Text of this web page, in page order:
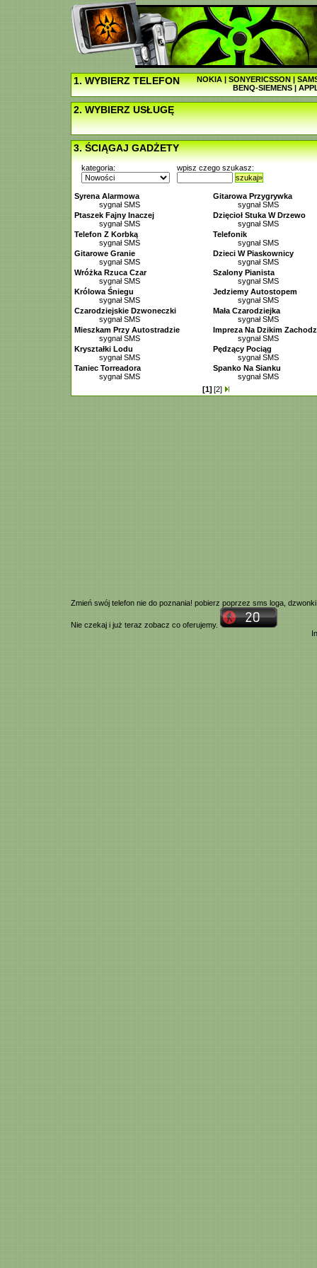
1. WYBIERZ TELEFON NOKIA|SONYERICSSON|
BENQ-SIEMENS|
2. WYBIERZ USŁUGĘ
3. ŚCIĄGAJ GADŻETY
kategoria:
wpisz czego szukasz:
szukaj»
Syrena Alarmowa
sygnał SMS
Gitarowa Przygrywka
sygnał SMS
Ptaszek Fajny Inaczej
sygnał SMS
Dzięcioł Stuka W Drzewo
sygnał SMS
Telefon Z Korbką
sygnał SMS
Telefonik
sygnał SMS
Gitarowe Granie
sygnał SMS
Dzieci W Piaskownicy
sygnał SMS
Wróżka Rzuca Czar
sygnał SMS
Szalony Pianista
sygnał SMS
Królowa Śniegu
sygnał SMS
Jedziemy Autostopem
sygnał SMS
Czarodziejskie Dzwoneczki
sygnał SMS
Mała Czarodziejka
sygnał SMS
Mieszkam Przy Autostradzie
sygnał SMS
Impreza Na Dzikim
sygnał SMS
Kryształki Lodu
sygnał SMS
Pędzący Pociąg
sygnał SMS
Taniec Torreadora
sygnał SMS
Spanko Na Sianku
sygnał SMS
[1] [2]
Zmień swój telefon nie do poznania! pobierz poprzez sms loga, dzwonki
Nie czekaj i już teraz zobacz co oferujemy.